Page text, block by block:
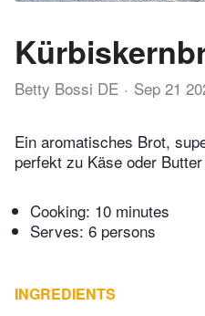
Betty Bossi DE Sep 21
Ein aromatisches Brot,
perfekt zu Käse oder
Cooking: 10 minutes
Serves: 6 persons
INGREDIENTS